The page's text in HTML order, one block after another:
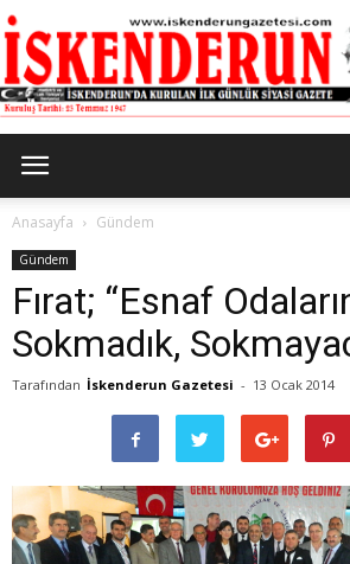
Gazetesi
Anasayfa Gündem
Gündem
Fırat; “Esnaf
Sokmadık,
Tarafından İskenderun Gazetesi - 13 Ocak 2014